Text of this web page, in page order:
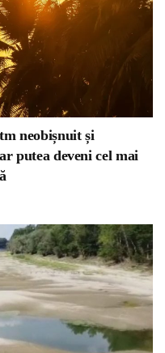
neobișnuit și
putea deveni cel mai